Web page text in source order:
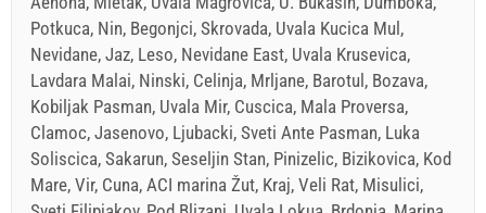
Potkuca, Nin, Begonjci, Skrovada, Uvala Kucica Mul,
Nevidane, Jaz, Leso, Nevidane East, Uvala Krusevica,
Lavdara Malai, Ninski, Celinja, Mrljane, Barotul, Bozava,
Kobiljak Pasman, Uvala Mir, Cuscica, Mala Proversa,
Clamoc, Jasenovo, Ljubacki, Sveti Ante Pasman, Luka
Soliscica, Sakarun, Seseljin Stan, Pinizelic, Bizikovica, Kod
Mare, Vir, Cuna, ACI marina Žut, Kraj, Veli Rat, Misulici,